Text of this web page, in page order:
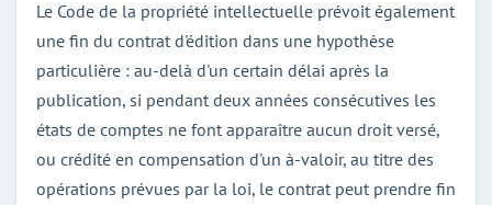
Le Code de la propriété intellectuelle prévoit également
une fin du contrat d'édition dans une hypothèse
particulière : au-delà d'un certain délai après la
publication, si pendant deux années consécutives les
états de comptes ne font apparaître aucun droit versé,
ou crédité en compensation d'un à-valoir, au titre des
opérations prévues par la loi, le contrat peut prendre fin